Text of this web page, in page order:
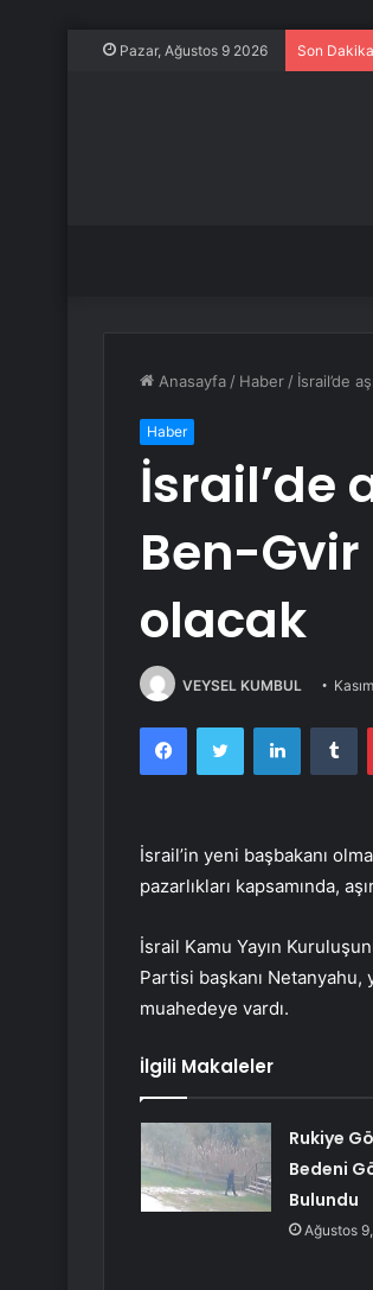
Pazar, Ağustos 9 2026 Son
Anasayfa / Haber / İsrail’de
Haber
İsrail’de
Ben-Gvir
olacak
VEYSEL KUMBUL
FacebookTwitter LinkedIn
İsrail’in yeni başbakanı
pazarlıkları kapsamında,
İsrail Kamu Yayın
Partisi başkanı Netanyahu,
muahedeye vardı.
İlgili Makaleler
Rukiye
Bedeni
Bulundu
Ağustos